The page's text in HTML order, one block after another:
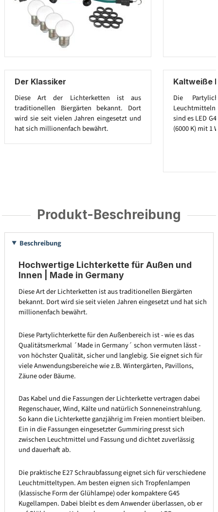
Der Klassiker
Diese Art der Lichterketten ist aus
traditionellen Biergärten bekannt. Dort
wird sie seit vielen Jahren eingesetzt und
hat sich millionenfach bewährt.
Kaltweiße
Die
Leuchtmitteln
sind es LED
(6000 K) mit 1
Produkt-Beschreibung
Beschreibung
Hochwertige Lichterkette für Außen und
Innen | Made in Germany
Diese Art der Lichterketten ist aus traditionellen Biergärten
bekannt. Dort wird sie seit vielen Jahren eingesetzt und hat sich
millionenfach bewährt.
Diese Partylichterkette für den Außenbereich ist - wie es das
Qualitätsmerkmal ´Made in Germany´ schon vermuten lässt -
von höchster Qualität, sicher und langlebig. Sie eignet sich für
viele Anwendungsbereiche wie z.B. Wintergärten, Pavillons,
Zäune oder Bäume.
Das Kabel und die Fassungen der Lichterkette vertragen dabei
Regenschauer, Wind, Kälte und natürlich Sonneneinstrahlung.
So kann die Lichterkette ganzjährig im Freien montiert bleiben.
Ein in die Fassungen eingesetzter Gummiring presst sich
zwischen Leuchtmittel und Fassung und dichtet zuverlässig
und dauerhaft ab.
Die praktische E27 Schraubfassung eignet sich für verschiedene
Leuchtmitteltypen. Am besten eignen sich Tropfenlampen
(klassische Form der Glühlampe) oder kompaktere G45
Kugellampen. Dabei bleibt es dem Anwender überlassen, ob er